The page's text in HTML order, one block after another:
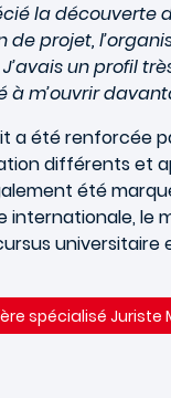
la découverte
de projet,
un profil
à m’ouvrir
a été renforcée
différents et
été
internationale, le
universitaire
spécialisé